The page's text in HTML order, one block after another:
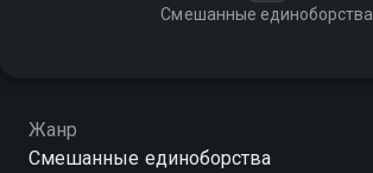
Смешанные единоборства
Жанр
Смешанные единоборства